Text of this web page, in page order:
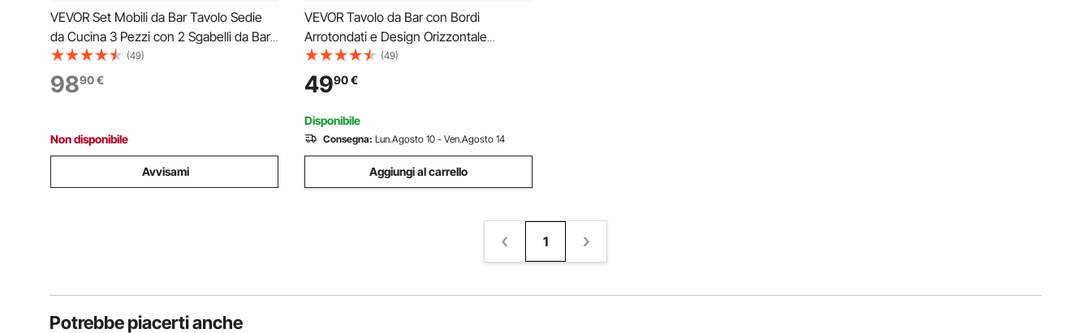
VEVOR Set Mobili da Bar Tavolo Sedie
da Cucina 3 Pezzi con 2 Sgabelli da Bar
e Bordi Arrotondati, Tavolo da Pranzo da
120 x 40 x 90 cm, Marrone Rustico e
Nero, Adatto per Ufficio, Minibar
(49)
9890€
Non disponibile
Avvisami
VEVOR Tavolo da Bar con Bordi
Arrotondati e Design Orizzontale
Estensibile, Tavolo da Pub Rettangolare
da 1600 x 398 x 915 mm, Marrone
Chiaro e Nero, Adatto per Minibar,
Ufficio, Sala da Pranzo
(49)
4990€
Disponibile
Consegna: Lun.Agosto 10 - Ven.Agosto 14
Aggiungi al carrello
1
Potrebbe piacerti anche